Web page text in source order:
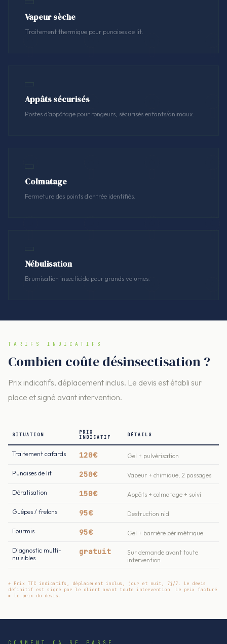
Vapeur sèche
Traitement thermique pour punaises de lit.
Appâts sécurisés
Postes d'appâtage pour rongeurs, sécurisés enfants/animaux.
Colmatage
Fermeture des points d'entrée identifiés.
Nébulisation
Brumisation insecticide pour grands volumes.
TARIFS INDICATIFS
Combien coûte désinsectisation ?
Prix indicatifs, déplacement inclus. Le devis est établi sur
place et signé avant intervention.
SITUATION
PRIX
INDICATIF
DÉTAILS
Traitement cafards 120€ Gel + pulvérisation
Punaises de lit 250€ Vapeur + chimique, 2 passages
Dératisation 150€ Appâts + colmatage + suivi
Guêpes / frelons 95€ Destruction nid
Fourmis 95€ Gel + barrière périmétrique
Diagnostic multi-
nuisibles
gratuit
Sur demande avant toute
intervention
* Prix TTC indicatifs, déplacement inclus, jour et nuit, 7j/7. Le devis
définitif est signé par le client avant toute intervention. Le prix facturé
= le prix du devis.